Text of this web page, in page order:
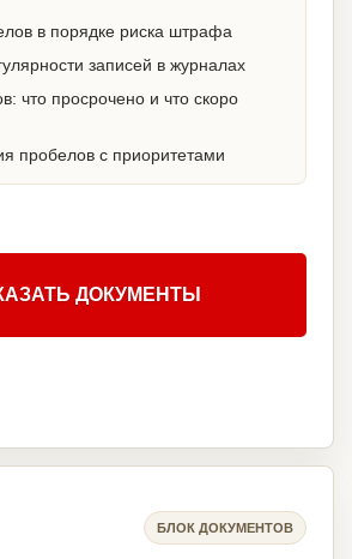
в порядке риска штрафа
записей в журналах
что просрочено и что скоро
пробелов с приоритетами
ДОКУМЕНТЫ
БЛОК ДОКУМЕНТОВ